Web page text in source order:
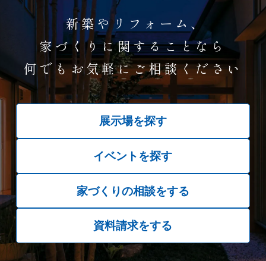
新築やリフォーム、
家づくりに関することなら
何でもお気軽にご相談ください
展示場を探す
イベントを探す
家づくりの相談をする
資料請求をする